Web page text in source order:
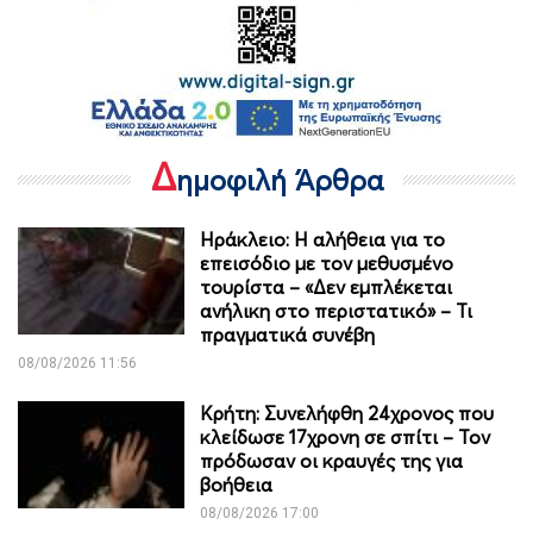
Δημοφιλή Άρθρα
Ηράκλειο: Η αλήθεια για το
επεισόδιο με τον μεθυσμένο
τουρίστα – «Δεν εμπλέκεται
ανήλικη στο περιστατικό» – Τι
πραγματικά συνέβη
08/08/2026 11:56
Κρήτη: Συνελήφθη 24χρονος που
κλείδωσε 17χρονη σε σπίτι – Τον
πρόδωσαν οι κραυγές της για
βοήθεια
08/08/2026 17:00